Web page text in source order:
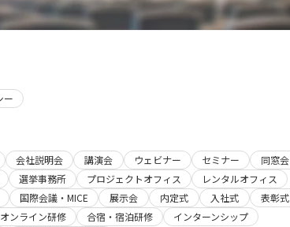
ー
会社説明会 講演会 ウェビナー セミナー
同窓会
選挙事務所 プロジェクトオフィス
レンタルオフィス
国際会議・MICE 展示会 内定式 入社式
表彰式
オンライン研修 合宿・宿泊研修
インターンシップ